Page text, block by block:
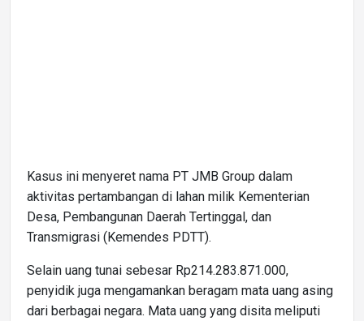
Kasus ini menyeret nama PT JMB Group dalam
aktivitas pertambangan di lahan milik Kementerian
Desa, Pembangunan Daerah Tertinggal, dan
Transmigrasi (Kemendes PDTT).
Selain uang tunai sebesar Rp214.283.871.000,
penyidik juga mengamankan beragam mata uang asing
dari berbagai negara. Mata uang yang disita meliputi